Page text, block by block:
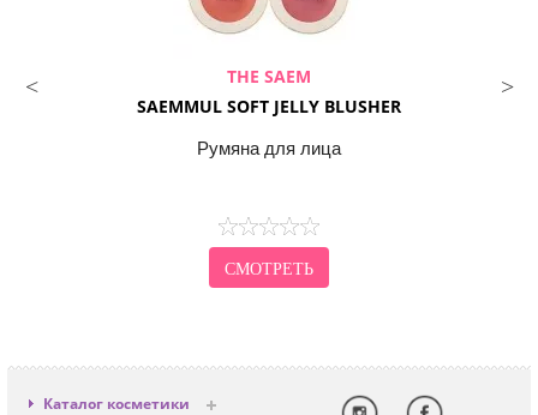
THE SAEM
SAEMMUL SOFT JELLY BLUSHER
Румяна для лица
СМОТРЕТЬ
Каталог косметики